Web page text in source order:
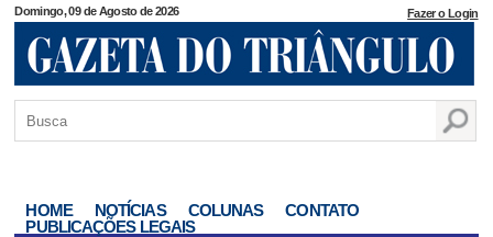
Domingo, 09 de Agosto de 2026 Fazer o Login
HOME NOTÍCIAS COLUNAS
CONTATO
PUBLICAÇÕES LEGAIS